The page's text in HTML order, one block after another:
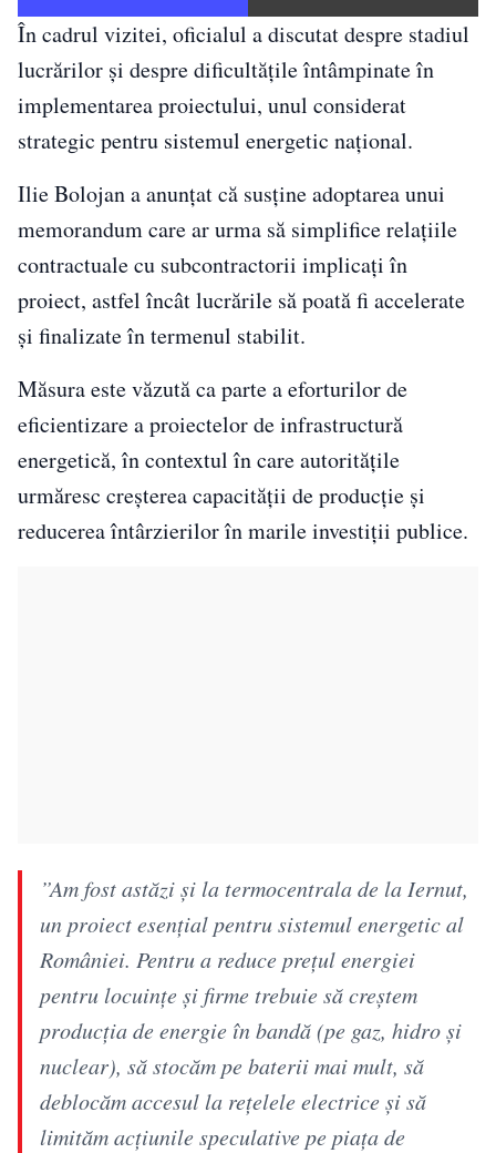
În cadrul vizitei, oficialul a discutat despre stadiul
lucrărilor și despre dificultățile întâmpinate în
implementarea proiectului, unul considerat
strategic pentru sistemul energetic național.
Ilie Bolojan a anunțat că susține adoptarea unui
memorandum care ar urma să simplifice relațiile
contractuale cu subcontractorii implicați în
proiect, astfel încât lucrările să poată fi accelerate
și finalizate în termenul stabilit.
Măsura este văzută ca parte a eforturilor de
eficientizare a proiectelor de infrastructură
energetică, în contextul în care autoritățile
urmăresc creșterea capacității de producție și
reducerea întârzierilor în marile investiții publice.
”Am fost astăzi şi la termocentrala de la Iernut,
un proiect esenţial pentru sistemul energetic al
României. Pentru a reduce preţul energiei
pentru locuinţe şi firme trebuie să creştem
producţia de energie în bandă (pe gaz, hidro şi
nuclear), să stocăm pe baterii mai mult, să
deblocăm accesul la reţelele electrice şi să
limităm acţiunile speculative pe piaţa de